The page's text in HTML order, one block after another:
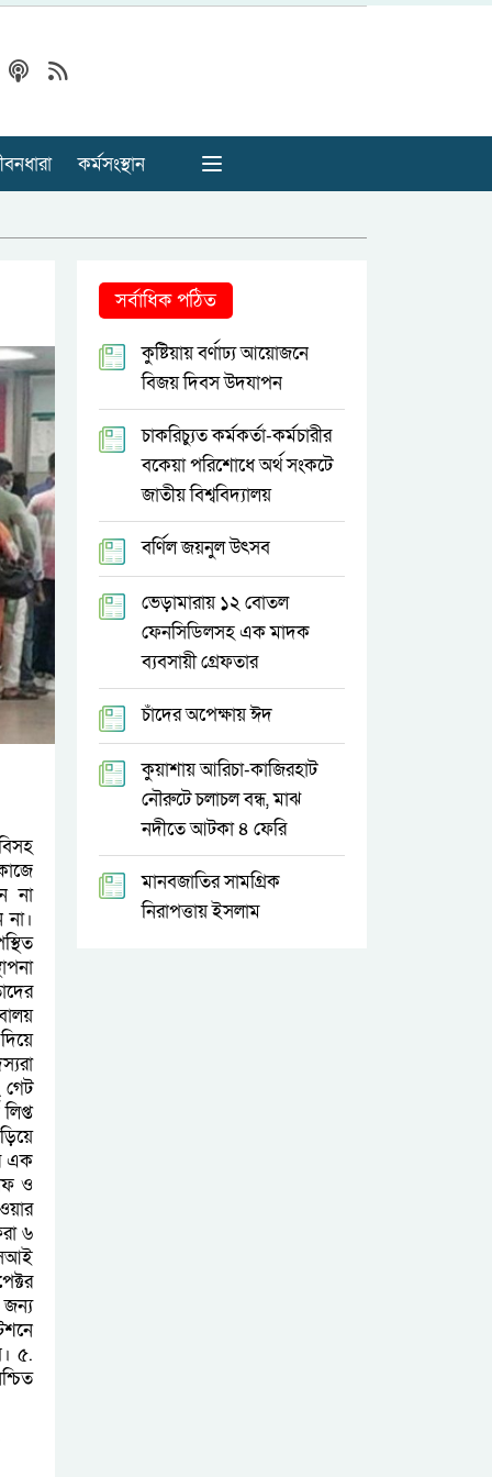
কর্মসংস্থান
না
এক
ও
৬
জন্য
৫.
সর্বাধিক পঠিত
কুষ্টিয়ায় বর্ণাঢ্য আয়োজনে
বিজয় দিবস উদযাপন
চাকরিচ্যুত কর্মকর্তা-কর্মচারীর
বকেয়া পরিশোধে অর্থ সংকটে
জাতীয় বিশ্ববিদ্যালয়
বর্ণিল জয়নুল উৎসব
ভেড়ামারায় ১২ বোতল
ফেনসিডিলসহ এক মাদক
ব্যবসায়ী গ্রেফতার
চাঁদের অপেক্ষায় ঈদ
কুয়াশায় আরিচা-কাজিরহাট
নৌরুটে চলাচল বন্ধ, মাঝ
নদীতে আটকা ৪ ফেরি
মানবজাতির সামগ্রিক
নিরাপত্তায় ইসলাম